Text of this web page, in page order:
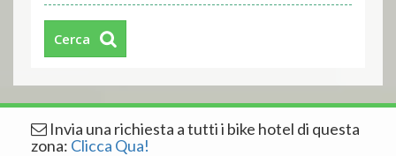
Cerca
Invia una richiesta a tutti i bike hotel di questa
zona: Clicca Qua!